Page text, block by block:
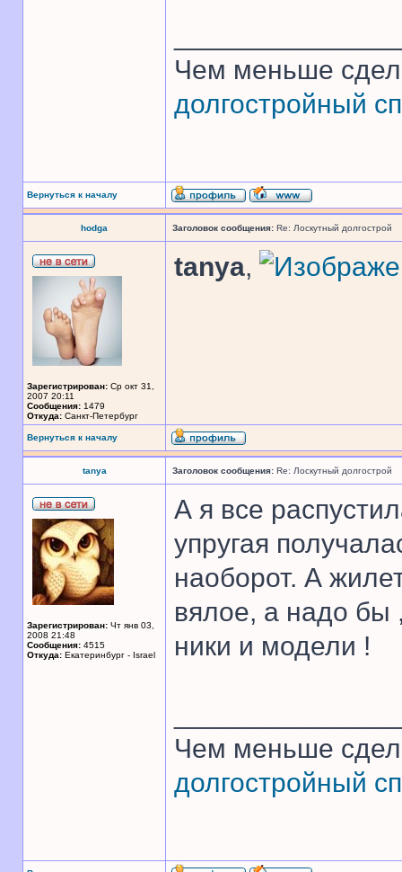
Чем меньше
долгостройный
Вернуться к началу
hodga Заголовок сообщения: Re: Лоскутный долгострой
Зарегистрирован: Ср окт 31,
2007 20:11
Сообщения: 1479
Откуда: Санкт-Петербург
tanya,
Вернуться к началу
tanya Заголовок сообщения: Re: Лоскутный долгострой
Зарегистрирован: Чт янв 03,
2008 21:48
Сообщения: 4515
Откуда: Екатеринбург - Israel
А я все
упругая
наоборот. А
вялое, а надо
ники и модели !
Чем меньше
долгостройный